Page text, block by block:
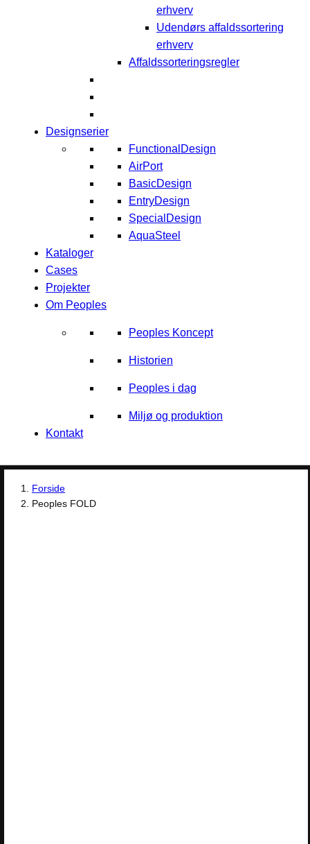
erhverv
Udendørs affaldssortering
erhverv
Affaldssorteringsregler
Designserier
FunctionalDesign
AirPort
BasicDesign
EntryDesign
SpecialDesign
AquaSteel
Kataloger
Cases
Projekter
Om Peoples
Peoples Koncept
Historien
Peoples i dag
Miljø og produktion
Kontakt
Forside
Peoples FOLD